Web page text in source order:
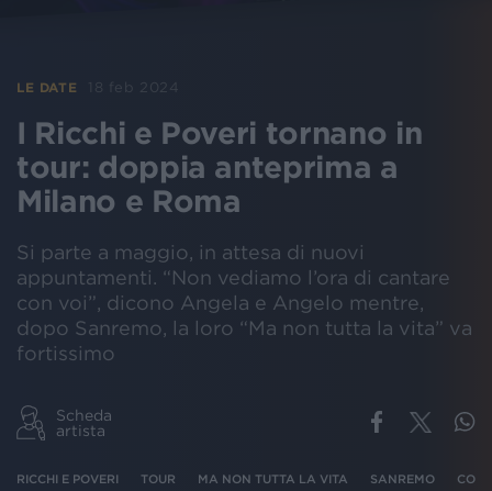
LE DATE 18 feb 2024
I Ricchi e Poveri tornano in
tour: doppia anteprima a
Milano e Roma
Si parte a maggio, in attesa di nuovi
appuntamenti. “Non vediamo l’ora di cantare
con voi”, dicono Angela e Angelo mentre,
dopo Sanremo, la loro “Ma non tutta la vita” va
fortissimo
Scheda
artista
RICCHI E POVERI TOUR MA NON TUTTA LA VITA SANREMO